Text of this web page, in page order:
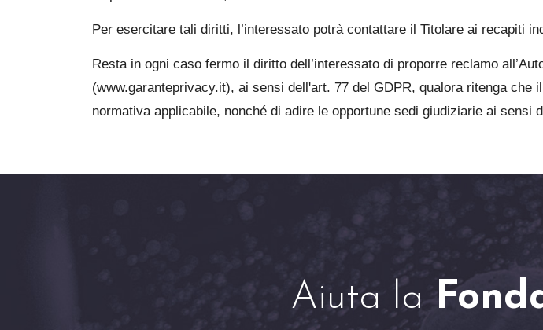
Per esercitare tali diritti, l’interessato potrà contattare il Titolare ai recapiti
Resta in ogni caso fermo il diritto dell’interessato di proporre reclamo
(www.garanteprivacy.it), ai sensi dell'art. 77 del GDPR, qualora ritenga
normativa applicabile, nonché di adire le opportune sedi giudiziarie ai sensi
Aiuta la